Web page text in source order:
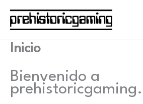
contenido
Inicio
Bienvenido a